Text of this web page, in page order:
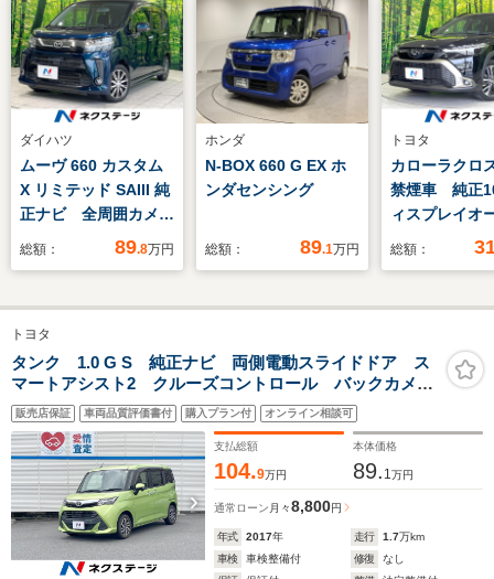
ダイハツ
ムーヴ 660 カスタム
X リミテッド SAIII 純
正ナビ 全周囲カメ
ラ Bluetooth再生
コン オートハイビー
ム オートライト
LEDヘッド 純正14
インチAW 衝突被害
軽減装置 禁煙車
総額： 89.8万円
ホンダ
N-BOX 660 G EX ホ
ンダセンシング
総額： 89.1万円
トヨタ
カローラクロ
禁煙車 純正
ィスプレイオ
オ バックカ
ーシート ハ
減システム
クルーズ コ
総額：
トヨタ
タンク 1.0 G S 純正ナビ 両側電動スライドドア ス
マートアシスト2 クルーズコントロール バックカメ
ラ ETC Bluetooth LEDヘッドライト 純正14インチ
アルミホイール オートライト
販売店保証 車両品質評価書付 購入プラン付 オンライン相談可
支払総額
104.9万円
本体価格
89. 1万円
通常ローン 月々8,800円
年式 2017年 走行 1.7万km
車検
車検整備付 修復
なし